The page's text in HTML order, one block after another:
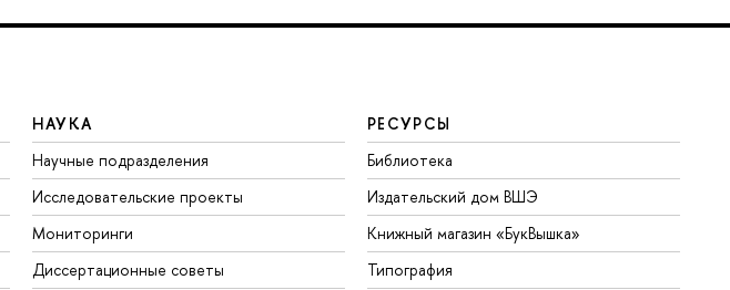
НАУКА
Научные подразделения
Исследовательские проекты
Мониторинги
Диссертационные советы
РЕСУРСЫ
Библиотека
Издательский дом ВШЭ
Книжный магазин «БукВышка»
Типография